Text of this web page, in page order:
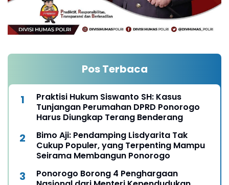
Pos Terbaca
Praktisi Hukum Siswanto SH: Kasus
Tunjangan Perumahan DPRD Ponorogo
Harus Diungkap Terang Benderang
Bimo Aji: Pendamping Lisdyarita Tak
Cukup Populer, yang Terpenting Mampu
Seirama Membangun Ponorogo
Ponorogo Borong 4 Penghargaan